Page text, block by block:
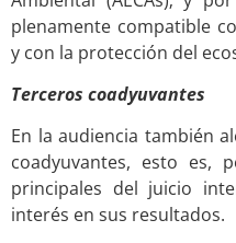
plenamente compatible
y con la protección del
Terceros coadyuvantes
En la audiencia también
coadyuvantes, esto es,
principales del juicio
interés en sus resultados.